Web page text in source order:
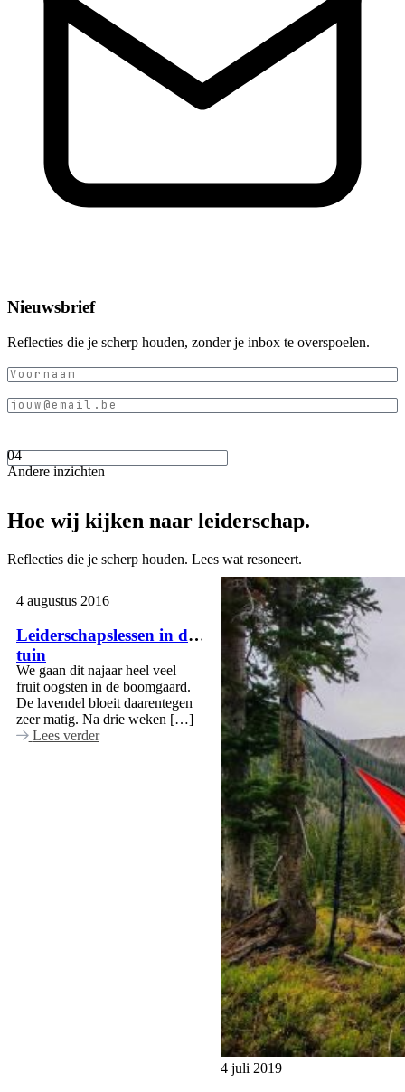
Nieuwsbrief
Reflecties die je scherp houden, zonder je inbox te overspoelen.
Voornaam(Vereist)
E-
04
Andere inzichten
Hoe wij kijken naar leiderschap.
Reflecties die je scherp houden. Lees wat resoneert.
4 augustus 2016
Leiderschapslessen in de
tuin
We gaan dit najaar heel veel
fruit oogsten in de boomgaard.
De lavendel bloeit daarentegen
zeer matig. Na drie weken […]
Lees verder
4 juli 2019